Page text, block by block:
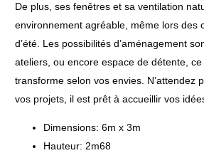
De plus, ses fenêtres et sa ventilation
environnement agréable, même lors des
d’été. Les possibilités d’aménagement
ateliers, ou encore espace de détente,
transforme selon vos envies. N’attendez
vos projets, il est prêt à accueillir vos
Dimensions: 6m x 3m
Hauteur: 2m68